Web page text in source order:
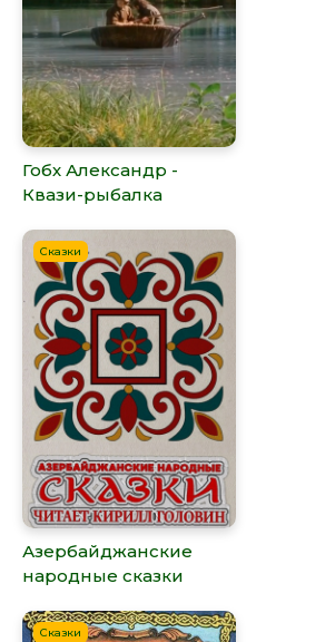
Гобх Александр -
Квази-рыбалка
Сказки
Азербайджанские
народные сказки
Сказки